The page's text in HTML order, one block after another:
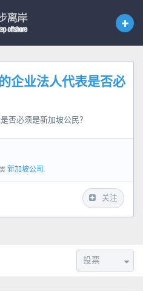
企业法人代表是否必
否必须是新加坡公民？
新加坡公司 .
关注